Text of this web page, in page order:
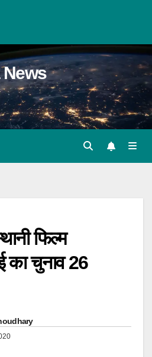
News
फिल्म
का चुनाव 26